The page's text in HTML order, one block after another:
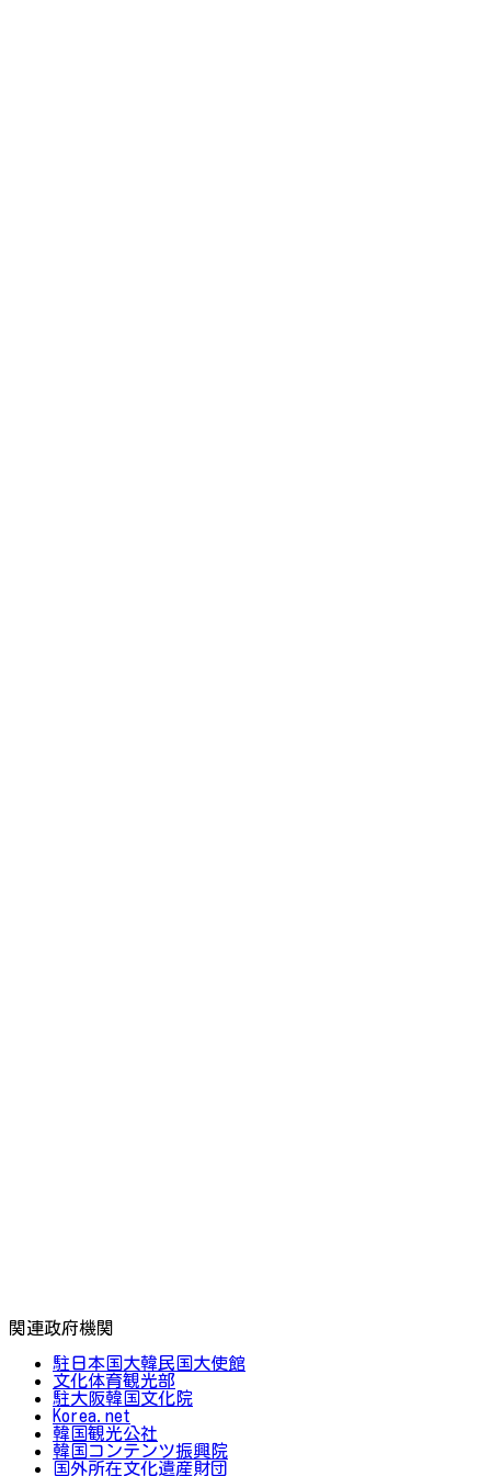
関連政府機関
駐日本国大韓民国大使館
文化体育観光部
駐大阪韓国文化院
Korea.net
韓国観光公社
韓国コンテンツ振興院
国外所在文化遺産財団